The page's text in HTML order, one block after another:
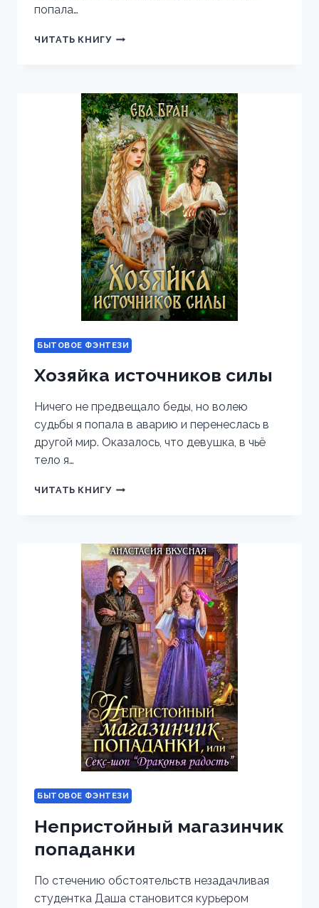
попала…
ЧИТАТЬ КНИГУСЧАСТЬЕ
БЫТОВОЕ ФЭНТЕЗИ
Хозяйка источников силы
Ничего не предвещало беды, но волею
судьбы я попала в аварию и перенеслась в
другой мир. Оказалось, что девушка, в чьё
тело я…
ЧИТАТЬ КНИГУХОЗЯЙКА
БЫТОВОЕ ФЭНТЕЗИ
Непристойный магазинчик
попаданки
По стечению обстоятельств незадачливая
студентка Даша становится курьером